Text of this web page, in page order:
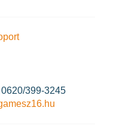
399-3245